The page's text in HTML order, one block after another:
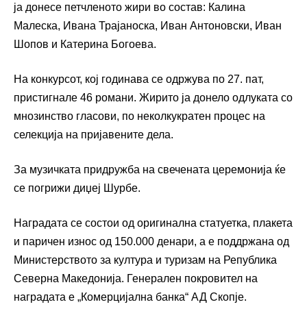
ја донесе петчленото жири во состав: Калина
Малеска, Ивана Трајаноска, Иван Антоновски, Иван
Шопов и Катерина Богоева.
На конкурсот, кој годинава се одржува по 27. пат,
пристигнале 46 романи. Жирито ја донело одлуката со
мнозинство гласови, по неколкукратен процес на
селекција на пријавените дела.
За музичката придружба на свечената церемонија ќе
се погрижи диџеј Шурбе.
Наградата се состои од оригинална статуетка, плакета
и паричен износ од 150.000 денари, а е поддржана од
Министерството за култура и туризам на Република
Северна Македонија. Генерален покровител на
наградата е „Комерцијална банка“ АД Скопје.